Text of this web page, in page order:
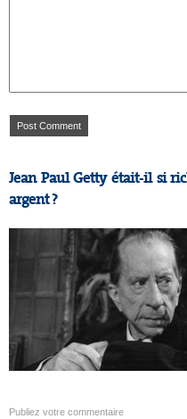
Jean Paul Getty était-il si
argent ?
Publiez votre commentaire